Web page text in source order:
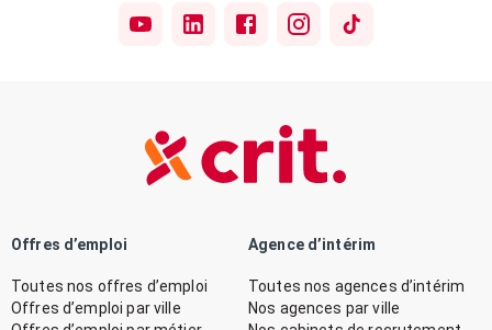
Offres d’emploi
Toutes nos offres d’emploi
Offres d’emploi par ville
Agence d’intérim
Toutes nos agences d’intérim
Nos agences par ville